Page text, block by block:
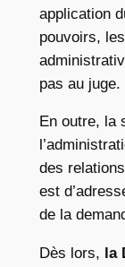
application
pouvoirs,
pas au juge.
En outre, la
des
est
de la
Dès lors, la